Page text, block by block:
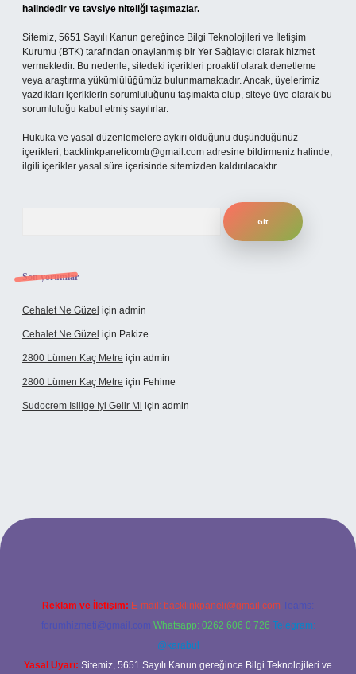
halindedir ve tavsiye niteliği taşımazlar.
Sitemiz, 5651 Sayılı Kanun gereğince Bilgi Teknolojileri ve İletişim
Kurumu (BTK) tarafından onaylanmış bir Yer Sağlayıcı olarak hizmet
vermektedir. Bu nedenle, sitedeki içerikleri proaktif olarak denetleme
veya araştırma yükümlülüğümüz bulunmamaktadır. Ancak, üyelerimiz
yazdıkları içeriklerin sorumluluğunu taşımakta olup, siteye üye olarak bu
sorumluluğu kabul etmiş sayılırlar.
Hukuka ve yasal düzenlemelere aykırı olduğunu düşündüğünüz
içerikleri, backlinkpanelicomtr@gmail.com adresine bildirmeniz halinde,
ilgili içerikler yasal süre içerisinde sitemizden kaldırılacaktır.
Son yorumlar
Cehalet Ne Güzel için admin
Cehalet Ne Güzel için Pakize
2800 Lümen Kaç Metre için admin
2800 Lümen Kaç Metre için Fehime
Sudocrem Isilige Iyi Gelir Mi için admin
opera bet giriş
Reklam ve İletişim: E-mail: backlinkpaneli@gmail.com Teams:
forumhizmeti@gmail.com Whatsapp: 0262 606 0 726 Telegram:
@karabul
Yasal Uyarı: Sitemiz, 5651 Sayılı Kanun gereğince Bilgi Teknolojileri ve